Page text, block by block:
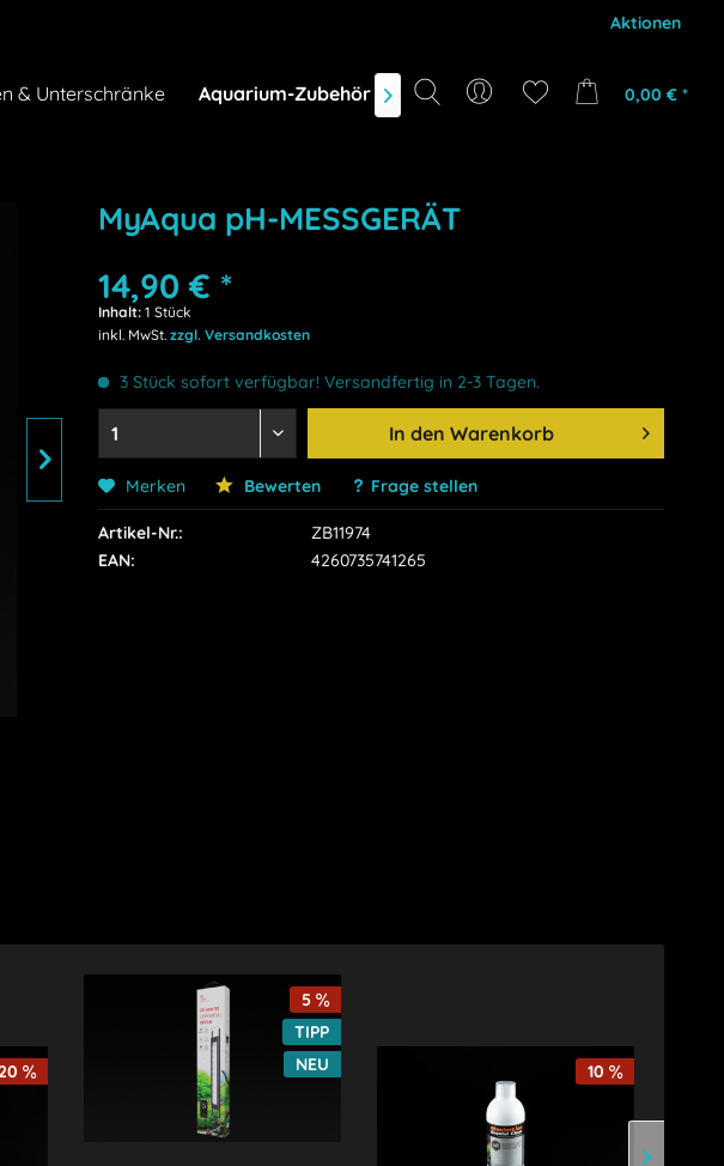
Aktionen
0,00 € *
& Unterschränke Aquarium-Zubehör Gutscheine Marken NEU

MyAqua pH-MESSGERÄT
14,90 € *
Inhalt:1 Stück
inkl. MwSt.zzgl. Versandkosten
3 Stück sofort verfügbar! Versandfertig in 2-3 Tagen.
In den Warenkorb
Merken Bewerten Frage stellen
Artikel-Nr.:
ZB11974
EAN:
4260735741265
20
5
TIPP
NEU
10